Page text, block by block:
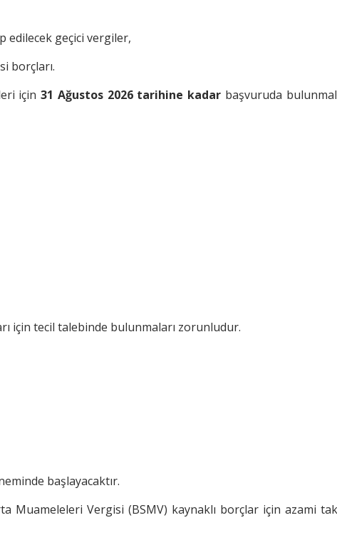
edilecek geçici vergiler,
borçları.
için 31 Ağustos 2026 tarihine kadar başvuruda
için tecil talebinde bulunmaları zorunludur.
başlayacaktır.
Muameleleri Vergisi (BSMV) kaynaklı borçlar için azami